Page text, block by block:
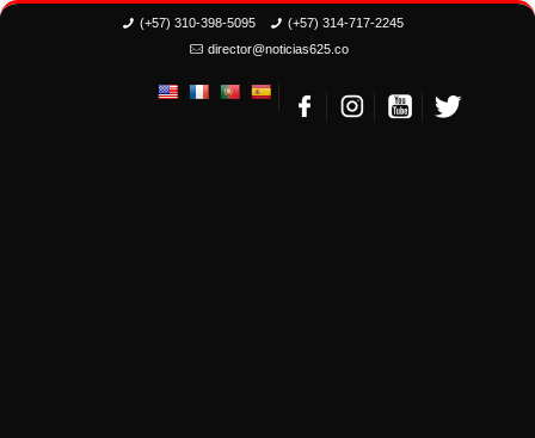
(+57) 310-398-5095
(+57) 314-717-2245
director@noticias625.co